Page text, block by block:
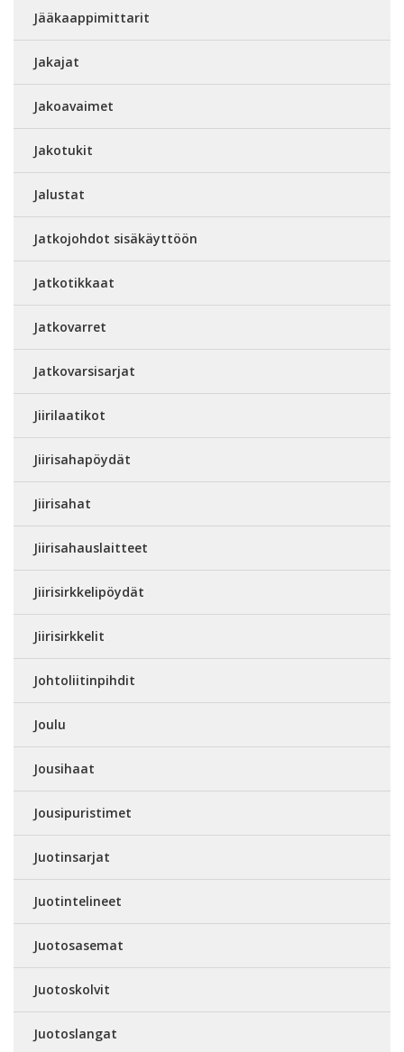
Jääkaappimittarit
Jakajat
Jakoavaimet
Jakotukit
Jalustat
Jatkojohdot sisäkäyttöön
Jatkotikkaat
Jatkovarret
Jatkovarsisarjat
Jiirilaatikot
Jiirisahapöydät
Jiirisahat
Jiirisahauslaitteet
Jiirisirkkelipöydät
Jiirisirkkelit
Johtoliitinpihdit
Joulu
Jousihaat
Jousipuristimet
Juotinsarjat
Juotintelineet
Juotosasemat
Juotoskolvit
Juotoslangat